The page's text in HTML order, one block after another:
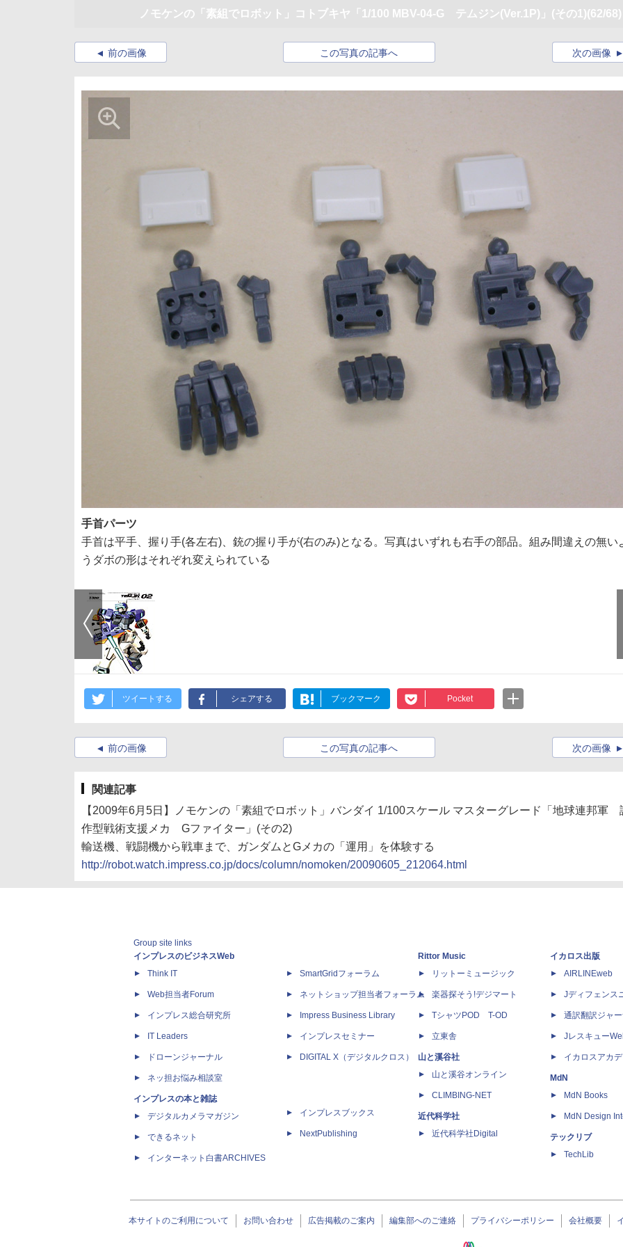
ノモケンの「素組でロボット」コトブキヤ「1/100 MBV-04-G テムジン(Ver.1P)」(その1)(62/68)
前の画像 この写真の記事へ 次の画像
手首パーツ
手首は平手、握り手(各左右)、銃の握り手が(右のみ)となる。写真はいずれも右手の部品。組み間違えの無い
うダボの形はそれぞれ変えられている
ツイートする シェアする ブックマーク Pocket
前の画像 この写真の記事へ 次の画像
関連記事
【2009年6月5日】ノモケンの「素組でロボット」バンダイ 1/100スケール マスターグレード「地球連邦軍
作型戦術支援メカ Gファイター」(その2)
輸送機、戦闘機から戦車まで、ガンダムとGメカの「運用」を体験する
http://robot.watch.impress.co.jp/docs/column/nomoken/20090605_212064.html
Group site links
インプレスのビジネスWeb
Think IT
Web担当者Forum
インプレス総合研究所
IT Leaders
ドローンジャーナル
ネッ担お悩み相談室
インプレスの本と雑誌
デジタルカメラマガジン
できるネット
インターネット白書ARCHIVES
SmartGridフォーラム
ネットショップ担当者フォーラム
Impress Business Library
インプレスセミナー
DIGITAL X（デジタルクロス）
インプレスブックス
NextPublishing
Rittor Music
リットーミュージック
楽器探そう!デジマート
TシャツPOD T-OD
立東舎
山と溪谷社
山と溪谷オンライン
CLIMBING-NET
近代科学社
近代科学社Digital
イカロス出版
AIRLINEweb
Jディフェンス
通訳翻訳ジャ
Jレスキュー
イカロスアカ
MdN
MdN Books
MdN Design
テックリブ
TechLib
本サイトのご利用について お問い合わせ 広告掲載のご案内 編集部へのご連絡 プライバシーポリシー 会社概要